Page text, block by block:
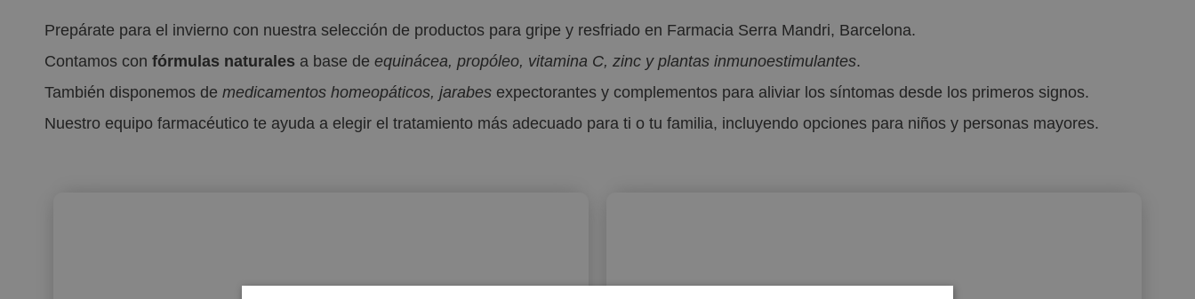
Prepárate para el invierno con nuestra selección de productos para gripe y resfriado en Farmacia Serra Mandri, Barcelona.
Contamos confórmulas naturales a base deequinácea, propóleo, vitamina C, zinc y plantas inmunoestimulantes.
También disponemos de medicamentos homeopáticos, jarabes expectorantes y complementos para aliviar los síntomas desde los primeros signos.
Nuestro equipo farmacéutico te ayuda a elegir el tratamiento más adecuado para ti o tu familia, incluyendo opciones para niños y personas mayores.